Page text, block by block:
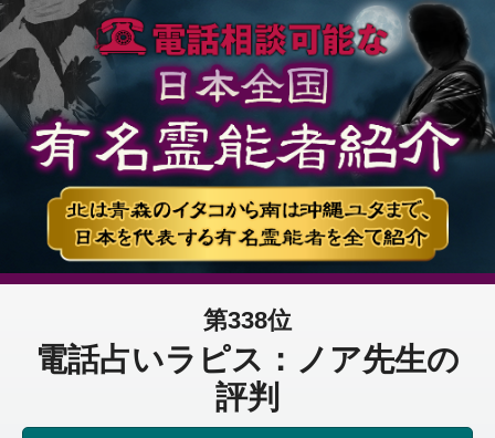
第338位
電話占いラピス：ノア先生の
評判